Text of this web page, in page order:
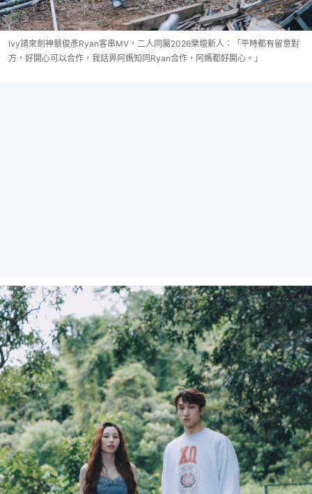
Ivy請來劍神蔡俊彥Ryan客串MV，二人同屬2026樂壇新人：「平時都有留意對
方，好開心可以合作，我話畀阿媽知同Ryan合作，阿媽都好開心。」